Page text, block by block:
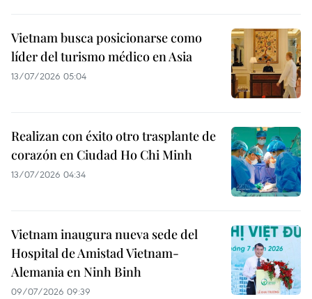
Vietnam busca posicionarse como
líder del turismo médico en Asia
13/07/2026 05:04
Realizan con éxito otro trasplante de
corazón en Ciudad Ho Chi Minh
13/07/2026 04:34
Vietnam inaugura nueva sede del
Hospital de Amistad Vietnam-
Alemania en Ninh Binh
09/07/2026 09:39